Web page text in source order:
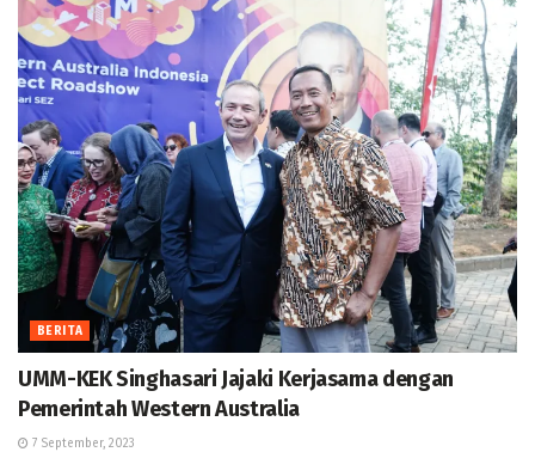
BERITA
UMM-KEK Singhasari Jajaki Kerjasama dengan
Pemerintah Western Australia
7 September, 2023